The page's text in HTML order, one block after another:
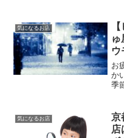
気になるお店
ゅ
ウ
本
お
か
季
ま
外
気になるお店
京
店